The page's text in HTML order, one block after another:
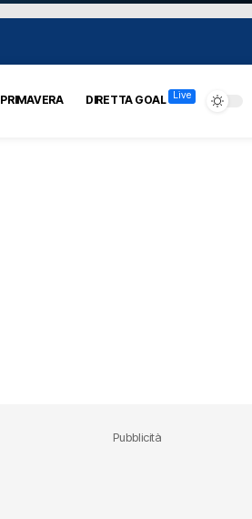
PRIMAVERA DIRETTA GOAL Live
Pubblicità